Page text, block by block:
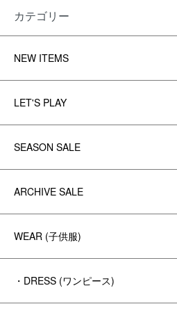
カテゴリー
NEW ITEMS
LET'S PLAY
SEASON SALE
ARCHIVE SALE
WEAR (子供服)
・DRESS (ワンピース)